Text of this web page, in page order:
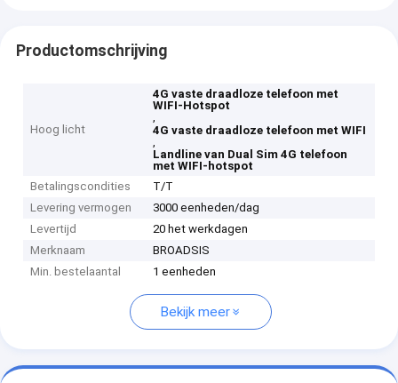
Productomschrijving
Hoog licht
4G vaste draadloze telefoon met
WIFI-Hotspot
,
4G vaste draadloze telefoon met WIFI
,
Landline van Dual Sim 4G telefoon
met WIFI-hotspot
Betalingscondities
T/T
Levering vermogen
3000 eenheden/dag
Levertijd
20 het werkdagen
Merknaam
BROADSIS
Min. bestelaantal
1 eenheden
Bekijk meer